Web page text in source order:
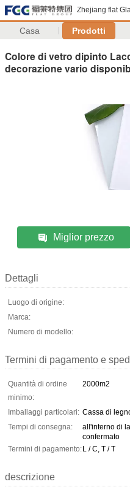
Zhejiang flat
Casa Prodotti
Colore di vetro dipinto
decorazione vario
Miglior prezzo
Dettagli
Luogo di origine:
Marca:
Numero di modello:
Termini di pagamento e
Quantità di ordine
minimo:
2000m2
Imballaggi particolari: Cassa di
Tempi di consegna:
all'interno di
confermato
Termini di pagamento:L / C, T / T
descrizione